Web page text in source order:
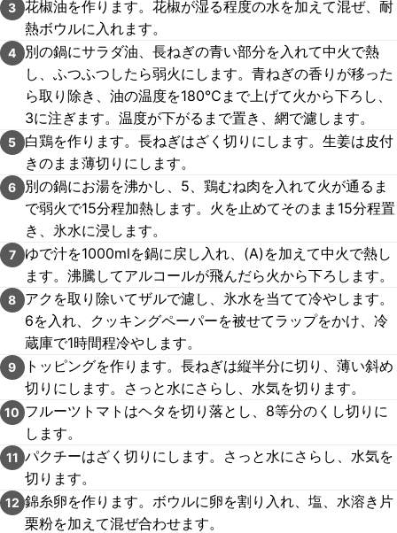
3 花椒油を作ります。花椒が湿る程度の水を加えて混ぜ、耐
熱ボウルに入れます。
4
別の鍋にサラダ油、長ねぎの青い部分を入れて中火で熱
し、ふつふつしたら弱火にします。青ねぎの香りが移った
ら取り除き、油の温度を180℃まで上げて火から下ろし、
3に注ぎます。温度が下がるまで置き、網で濾します。
5
白鶏を作ります。長ねぎはざく切りにします。生姜は皮付
きのまま薄切りにします。
6
別の鍋にお湯を沸かし、5、鶏むね肉を入れて火が通るま
で弱火で15分程加熱します。火を止めてそのまま15分程置
き、氷水に浸します。
7
ゆで汁を1000mlを鍋に戻し入れ、(A)を加えて中火で熱し
ます。沸騰してアルコールが飛んだら火から下ろします。
8
アクを取り除いてザルで濾し、氷水を当てて冷やします。
6を入れ、クッキングペーパーを被せてラップをかけ、冷
蔵庫で1時間程冷やします。
9
トッピングを作ります。長ねぎは縦半分に切り、薄い斜め
切りにします。さっと水にさらし、水気を切ります。
10 フルーツトマトはヘタを切り落とし、8等分のくし切りに
します。
11 パクチーはざく切りにします。さっと水にさらし、水気を
切ります。
12 錦糸卵を作ります。ボウルに卵を割り入れ、塩、水溶き片
栗粉を加えて混ぜ合わせます。